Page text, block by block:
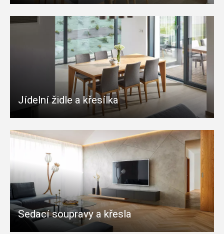
Jídelní židle a křesílka
Sedací soupravy a křesla